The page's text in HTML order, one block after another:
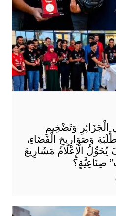
وَتَضْخِيمِ
وَصَوَارِيخِ الْفَضَاءِ،
الْإِعْلَامُ مَشَارِيعَ
صِنَاعِيَّةٍ؟